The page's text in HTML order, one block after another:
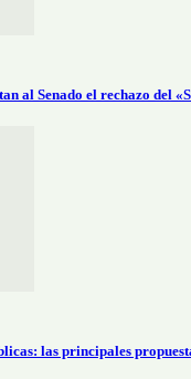
al Senado el rechazo del
las principales